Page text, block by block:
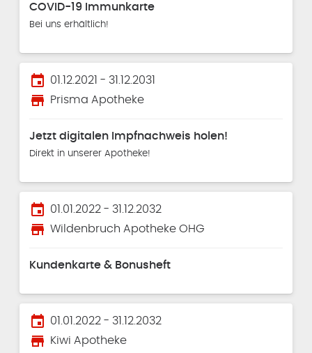
COVID-19 Immunkarte
Bei uns erhältlich!
event 01.12.2021 - 31.12.2031
store Prisma Apotheke
Jetzt digitalen Impfnachweis holen!
Direkt in unserer Apotheke!
event 01.01.2022 - 31.12.2032
store Wildenbruch Apotheke OHG
Kundenkarte & Bonusheft
event 01.01.2022 - 31.12.2032
store Kiwi Apotheke